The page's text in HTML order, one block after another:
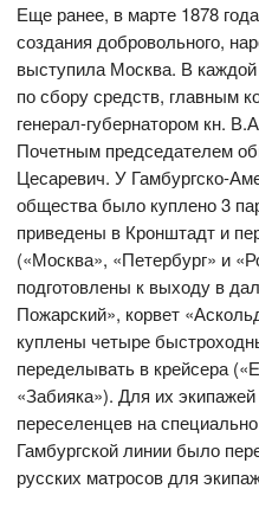
Еще ранее, в марте 1878
создания добровольного,
выступила Москва. В каждой
по сбору средств, главным
генерал-губернатором кн.
Почетным председателем
Цесаревич. У Гамбургско-
общества было куплено 3
приведены в Кронштадт и
(«Москва», «Петербург» и
подготовлены к выходу в
Пожарский», корвет
куплены четыре
переделывать в крейсера
«Забияка»). Для их
переселенцев на
Гамбургской линии было
русских матросов для